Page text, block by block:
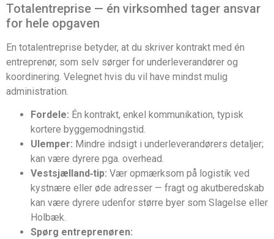
Totalentreprise — én virksomhed tager ansvar
for hele opgaven
En totalentreprise betyder, at du skriver kontrakt med én
entreprenør, som selv sørger for underleverandører og
koordinering. Velegnet hvis du vil have mindst mulig
administration.
Fordele: Én kontrakt, enkel kommunikation, typisk
kortere byggemodningstid.
Ulemper: Mindre indsigt i underleverandørers detaljer;
kan være dyrere pga. overhead.
Vestsjælland‑tip: Vær opmærksom på logistik ved
kystnære eller øde adresser — fragt og akutberedskab
kan være dyrere udenfor større byer som Slagelse eller
Holbæk.
Spørg entreprenøren: